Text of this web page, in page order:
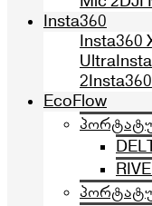
Insta360
Insta360
Ultra
2
EcoFlow